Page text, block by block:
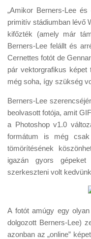
E-BB
„Amikor Berners-Lee
primitív stádiumban lévő
kifőzték (amely már
Berners-Lee felállt és
Cernettes fotót de
pár vektorgrafikus
még soha, így szükség
Berners-Lee
beolvasott fotója, amit
a Photoshop v1.0
formátum is még
tömörítésének
igazán gyors
szerkeszteni volt
A fotót amúgy egy
dolgozott Berners-Lee)
azonban az „online”